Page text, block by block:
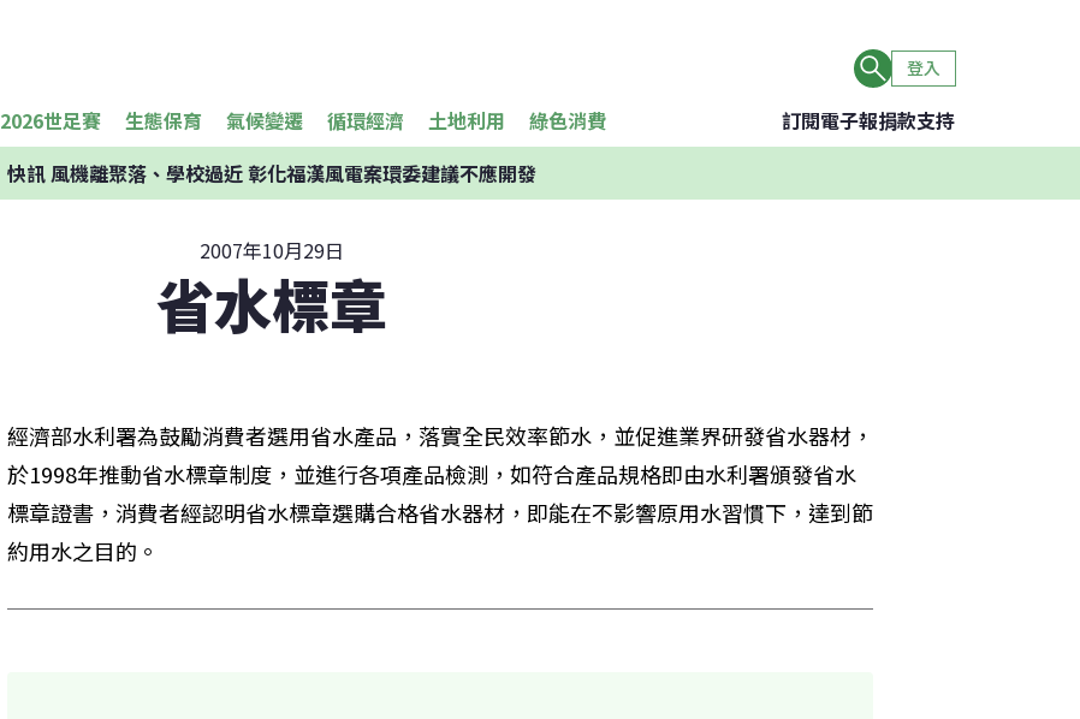
登入
2026世足賽 生態保育 氣候變遷 循環經濟 土地利用 綠色消費 訂閱電子報捐款支持
快訊風機離聚落、學校過近 彰化福漢風電案環委建議不應開發
2007年10月29日
省水標章
經濟部水利署為鼓勵消費者選用省水產品，落實全民效率節水，並促進業界研發省水器材，
於1998年推動省水標章制度，並進行各項產品檢測，如符合產品規格即由水利署頒發省水
標章證書，消費者經認明省水標章選購合格省水器材，即能在不影響原用水習慣下，達到節
約用水之目的。